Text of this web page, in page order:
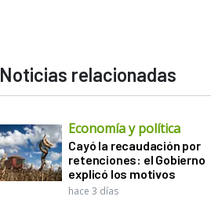
Noticias relacionadas
Economía y política
Cayó la recaudación por
retenciones: el Gobierno
explicó los motivos
hace 3 días